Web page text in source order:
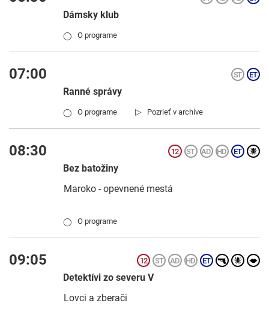
Dámsky klub
◯ O programe
07:00
Ranné správy
▷ Pozrieť v archíve
◯ O programe
08:30
Bez batožiny
Maroko - opevnené mestá
◯ O programe
09:05
Detektívi zo severu V
Lovci a zberači